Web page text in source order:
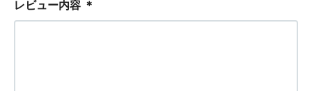
レビュー内容 ＊